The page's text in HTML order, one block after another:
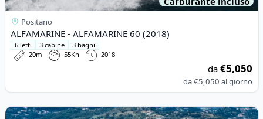
Positano
ALFAMARINE - ALFAMARINE 60 (2018)
6 letti 3 cabine
3 bagni
20m
55Kn 2018
da€5,050
da€5,050 al giorno
View details for Princess - PRINCESS 65 (2000)